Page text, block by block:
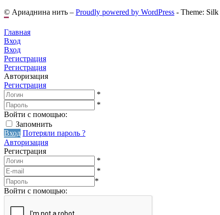
© Ариаднина нить – Proudly powered by WordPress - Theme:
Главная
Вход
Вход
Регистрация
Регистрация
Авторизация
Регистрация
*
*
Войти с помощью:
Запомнить
Вход Потеряли пароль ?
Авторизация
Регистрация
*
*
*
Войти с помощью: